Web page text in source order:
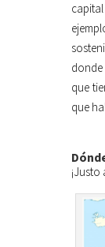
que
que
¡Justo